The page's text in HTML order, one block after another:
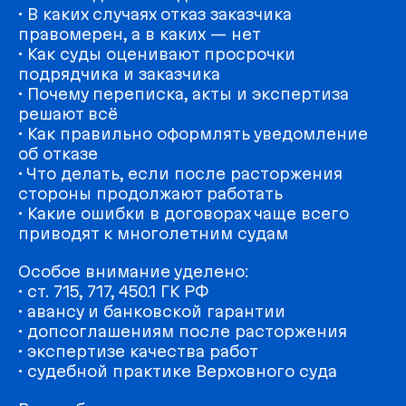
• В каких случаях отказ заказчика
правомерен, а в каких — нет
• Как суды оценивают просрочки
подрядчика и заказчика
• Почему переписка, акты и экспертиза
решают всё
• Как правильно оформлять уведомление
об отказе
• Что делать, если после расторжения
стороны продолжают работать
• Какие ошибки в договорах чаще всего
приводят к многолетним судам
Особое внимание уделено:
• ст. 715, 717, 450.1 ГК РФ
• авансу и банковской гарантии
• допсоглашениям после расторжения
• экспертизе качества работ
• судебной практике Верховного суда